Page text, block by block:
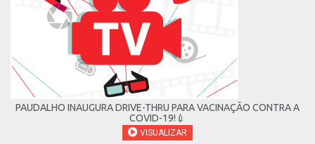
PAUDALHO INAUGURA DRIVE-THRU PARA VACINAÇÃO CONTRA A
COVID-19!💉
VISUALIZAR